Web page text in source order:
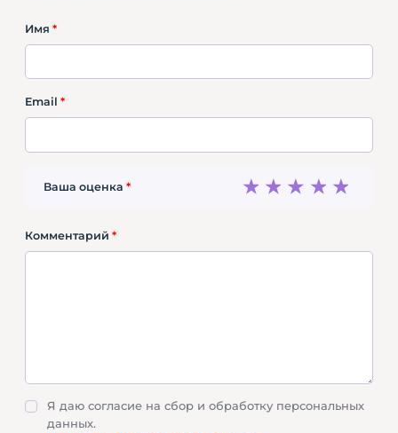
Имя *
Email *
Ваша оценка * 4
3
2
1
Комментарий *
Я даю согласие на сбор и обработку персональных
данных.